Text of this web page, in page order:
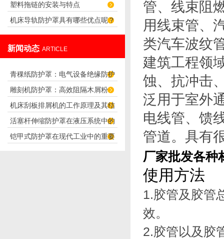
塑料拖链的安装与特点
机床导轨防护罩具有哪些优点呢？
新闻动态 ARTICLE
青稞纸防护罩：电气设备绝缘防护
专用方案
雕刻机防护罩：高效阻隔木屑粉
尘，守护设备精度与安全
机床刮板排屑机的工作原理及其结
构分析
活塞杆伸缩防护罩在液压系统中的
应用
铠甲式防护罩在现代工业中的重要
管、线束阻
用线束管、
类汽车波纹
建筑工程领
蚀、抗冲击
泛用于室外
电线管、馈
管道。具有
厂家批发各种
使用方法
1.胶管及胶管
效。
2.胶管以及胶